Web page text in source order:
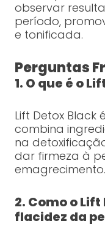
observar
período,
e tonificada.
Perguntas
1. O que é o
Lift Detox Black
combina
na
dar firmeza à
emagrecimento.
2. Como o
flacidez da